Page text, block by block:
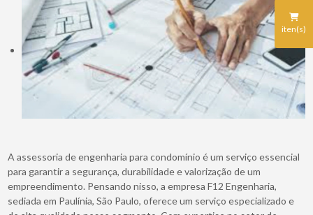
iten(s)
A assessoria de engenharia para condomínio é um serviço essencial
para garantir a segurança, durabilidade e valorização de um
empreendimento. Pensando nisso, a empresa F12 Engenharia,
sediada em Paulínia, São Paulo, oferece um serviço especializado e